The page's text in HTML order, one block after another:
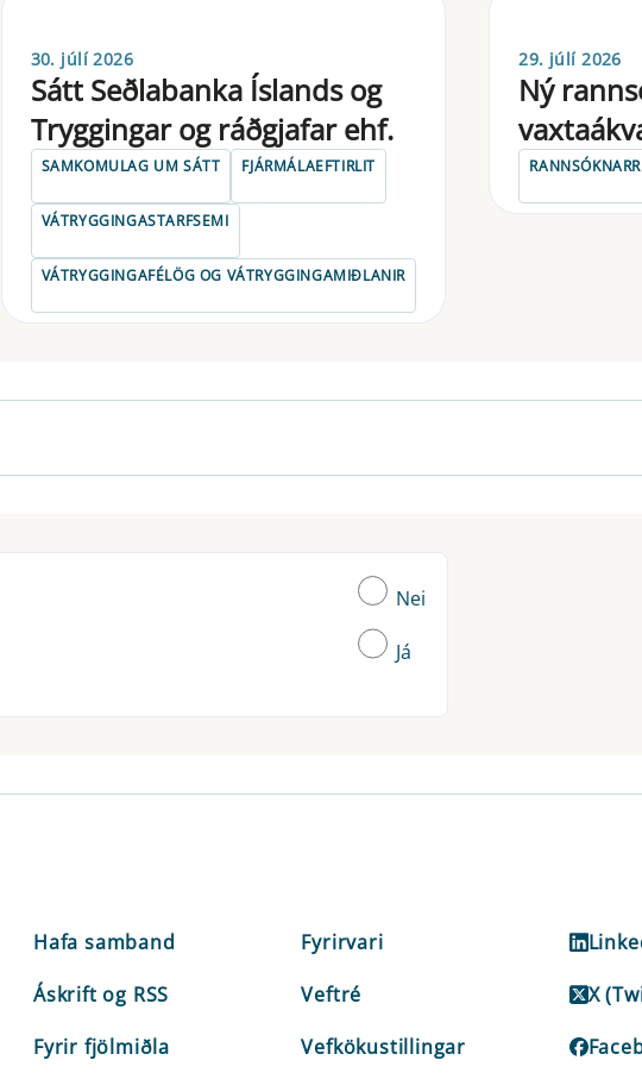
30. júlí 2026
Sátt Seðlabanka Íslands og
Tryggingar og ráðgjafar ehf.
SAMKOMULAG UM SÁTT FJÁRMÁLAEFTIRLIT
VÁTRYGGINGASTARFSEMI
VÁTRYGGINGAFÉLÖG OG VÁTRYGGINGAMIÐLANIR
29. júlí 2026
Ný
Nei
Já
Hafa samband
Áskrift og RSS
Fyrir fjölmiðla
Fyrirvari
Veftré
Vefkökustillingar
X